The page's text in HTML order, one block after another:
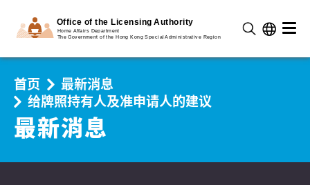
首页
最新消息
给牌照持有人及准申请人的建议
最新消息